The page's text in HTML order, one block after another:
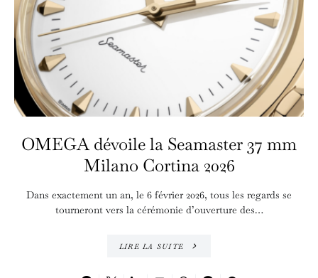
OMEGA dévoile la Seamaster 37 mm
Milano Cortina 2026
Dans exactement un an, le 6 février 2026, tous les regards se
tourneront vers la cérémonie d’ouverture des…
LIRE LA SUITE